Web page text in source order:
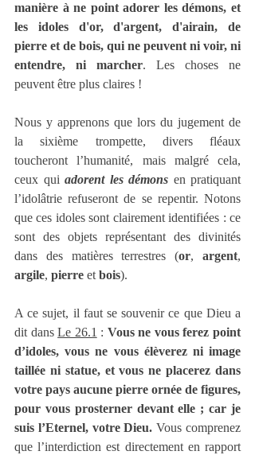
manière à ne point adorer les démons, et
les idoles d'or, d'argent, d'airain, de
pierre et de bois, qui ne peuvent ni voir, ni
entendre, ni marcher. Les choses ne
peuvent être plus claires !
Nous y apprenons que lors du jugement de
la sixième trompette, divers fléaux
toucheront l’humanité, mais malgré cela,
ceux qui adorent les démons en pratiquant
l’idolâtrie refuseront de se repentir. Notons
que ces idoles sont clairement identifiées : ce
sont des objets représentant des divinités
dans des matières terrestres (or, argent
argile, pierre et bois).
A ce sujet, il faut se souvenir ce que Dieu a
dit dans Le 26.1 : Vous ne vous ferez point
d’idoles, vous ne vous élèverez ni image
taillée ni statue, et vous ne placerez dans
votre pays aucune pierre ornée de figures,
pour vous prosterner devant elle ; car je
suis l’Eternel, votre Dieu. Vous comprenez
que l’interdiction est directement en rapport